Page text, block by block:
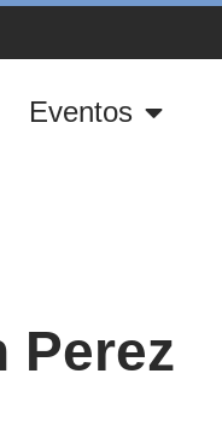
Eventos
Perez